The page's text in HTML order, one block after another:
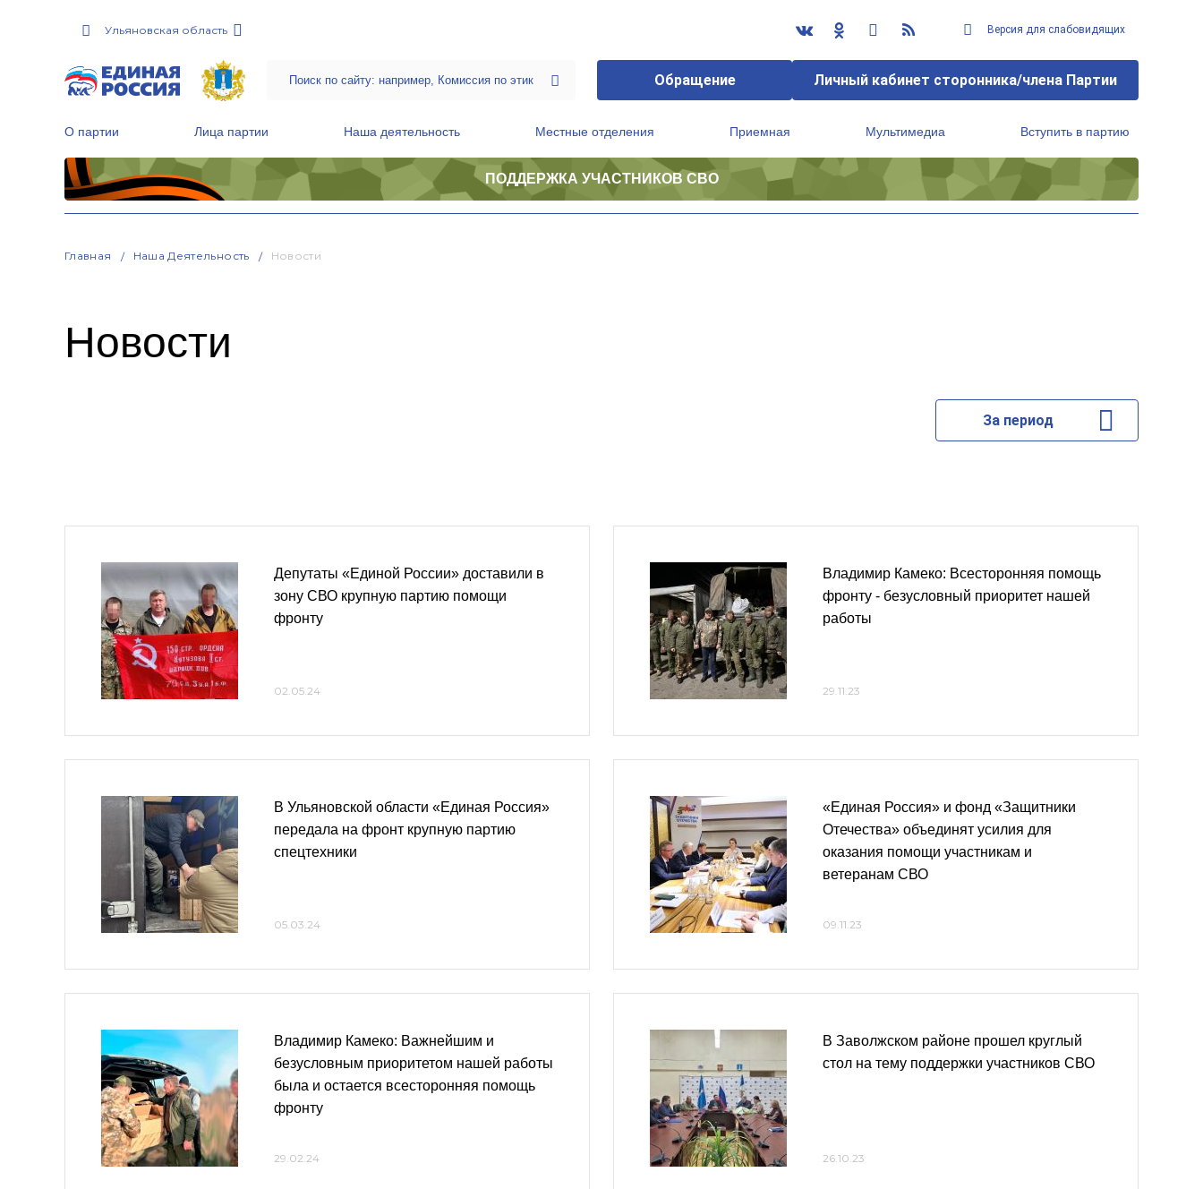
Ульяновская область Версия для слабовидящих
Обращение Личный кабинет сторонника/члена Партии
О партии Лица партии Наша деятельность Местные отделения Приемная Мультимедиа Вступить в партию
ПОДДЕРЖКА УЧАСТНИКОВ СВО
Главная Наша Деятельность Новости
Новости
За период
Депутаты «Единой России» доставили в
зону СВО крупную партию помощи
фронту
02.05.24
В Ульяновской области «Единая Россия»
передала на фронт крупную партию
спецтехники
05.03.24
Владимир Камеко: Важнейшим и
безусловным приоритетом нашей работы
была и остается всесторонняя помощь
фронту
29.02.24
Владимир Камеко: Всесторонняя помощь
фронту - безусловный приоритет нашей
работы
29.11.23
«Единая Россия» и фонд «Защитники
Отечества» объединят усилия для
оказания помощи участникам и
ветеранам СВО
09.11.23
В Заволжском районе прошел круглый
стол на тему поддержки участников СВО
26.10.23